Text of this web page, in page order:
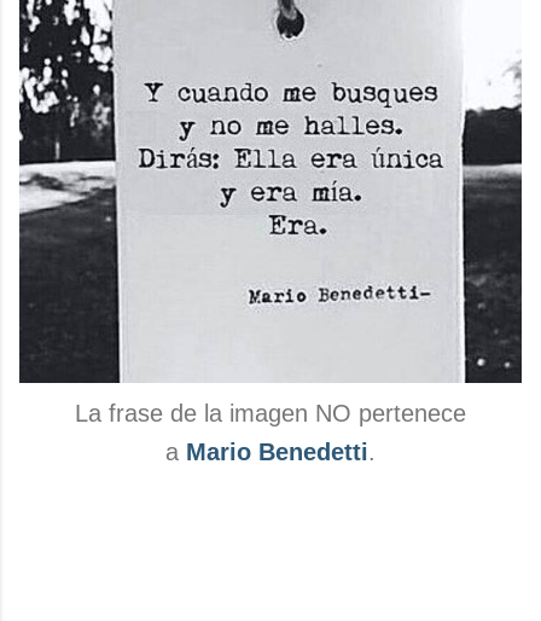
La frase de la imagen NO pertenece
a Mario Benedetti.